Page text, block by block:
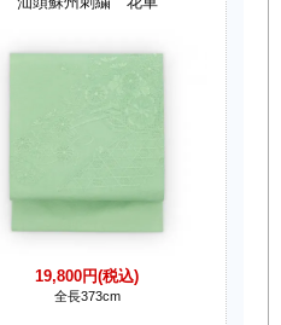
19,800円(税込)
全長373cm